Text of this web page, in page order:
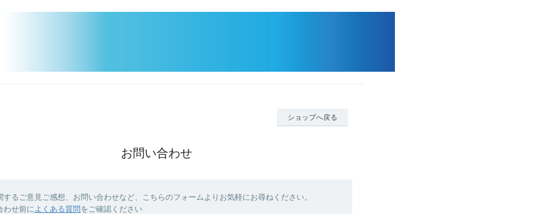
ショップへ戻る
お問い合わせ
するご意見ご感想、お問い合わせなど、こちらのフォームよりお気軽にお尋ねください。
わせ前に よくある質問をご確認ください